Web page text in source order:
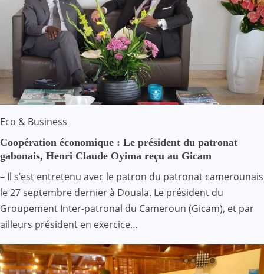
Eco & Business
Coopération économique : Le président du patronat
gabonais, Henri Claude Oyima reçu au Gicam
– Il s’est entretenu avec le patron du patronat camerounais
le 27 septembre dernier à Douala. Le président du
Groupement Inter-patronal du Cameroun (Gicam), et par
ailleurs président en exercice…